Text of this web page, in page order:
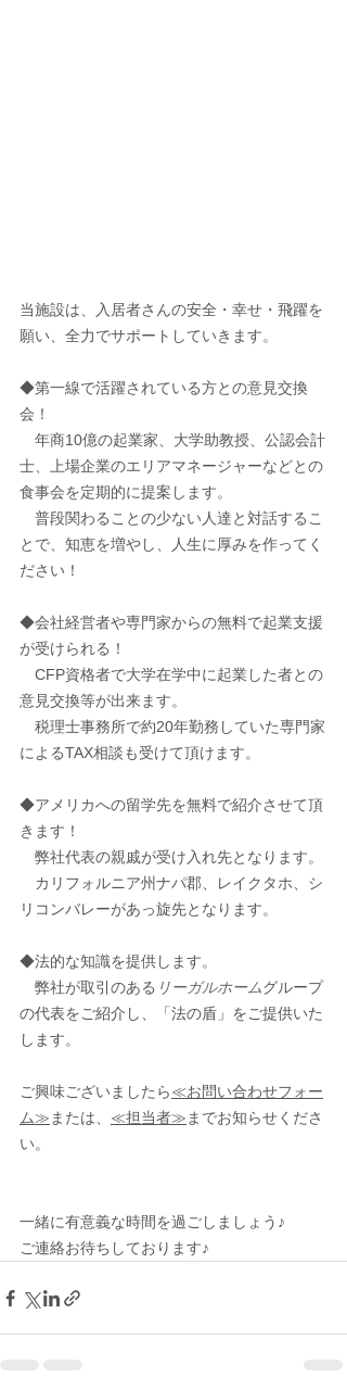
当施設は、入居者さんの安全・幸せ・飛躍を
願い、全力でサポートしていきます。
◆第一線で活躍されている方との意見交換
会！
年商10億の起業家、大学助教授、公認会計
士、上場企業のエリアマネージャーなどとの
食事会を定期的に提案します。
普段関わることの少ない人達と対話するこ
とで、知恵を増やし、人生に厚みを作ってく
ださい！
◆会社経営者や専門家からの無料で起業支援
が受けられる！
CFP資格者で大学在学中に起業した者との
意見交換等が出来ます。
税理士事務所で約20年勤務していた専門家
によるTAX相談も受けて頂けます。
◆アメリカへの留学先を無料で紹介させて頂
きます！
弊社代表の親戚が受け入れ先となります。
カリフォルニア州ナパ郡、レイクタホ、シ
リコンバレーがあっ旋先となります。
◆法的な知識を提供します。
弊社が取引のある リーガルホームグループ
の代表をご紹介し、「法の盾」をご提供いた
します。
ご興味ございましたら≪お問い合わせフォー
ム≫または、 ≪担当者≫までお知らせくださ
い。
一緒に有意義な時間を過ごしましょう♪
ご連絡お待ちしております♪